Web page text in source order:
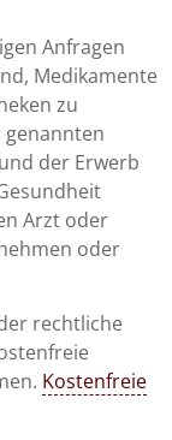
Anfragen
Medikamente
zu
genannten
der Erwerb
Arzt oder
oder
rechtliche
Kostenfreie